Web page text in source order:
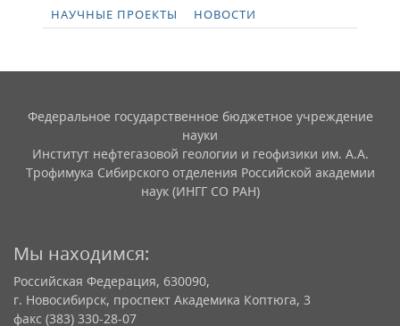
НАУЧНЫЕ ПРОЕКТЫ
НОВОСТИ
Федеральное государственное бюджетное учреждение
науки
Институт нефтегазовой геологии и геофизики им. А.А.
Трофимука Сибирского отделения Российской академии
наук (ИНГГ СО РАН)
Мы находимся:
Российская Федерация, 630090,
г. Новосибирск, проспект Академика Коптюга, 3
факс (383) 330-28-07